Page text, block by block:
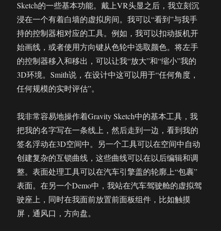
Sketch的一些基本功能。戴上VR头显之后，我立刻沉
浸在一个有着白墙的虚拟房间。我可以“看到”与我手
持的控制器相对应的工具。例如，我可以扣动扳机开
始画线，或者使用方向键从色轮中选取颜色。将左手
的控制器移入和移出，可以让我“放大”和“缩小”我的
3D环境。Smith说，在设计中这可以用于“任何角度，
任何规模的实时评估”。
我非常容易地操作着Gravity Sketch中的基本工具，我
把我的名字写在一条线上，然后走到一边，看到我的
签名浮动在3D空间中。另一个工具可以在空间中自动
创建复杂的互锁曲线，这些曲线可以在以后编辑和调
整。表面处理工具可以在汽车引擎盖的轮廓上“包裹”
表面。在另一个Demo中，我站在汽车驾驶舱的虚拟驾
驶座上，同时在我面前放置前面板组件，比如触摸
屏，通风口，方向盘。